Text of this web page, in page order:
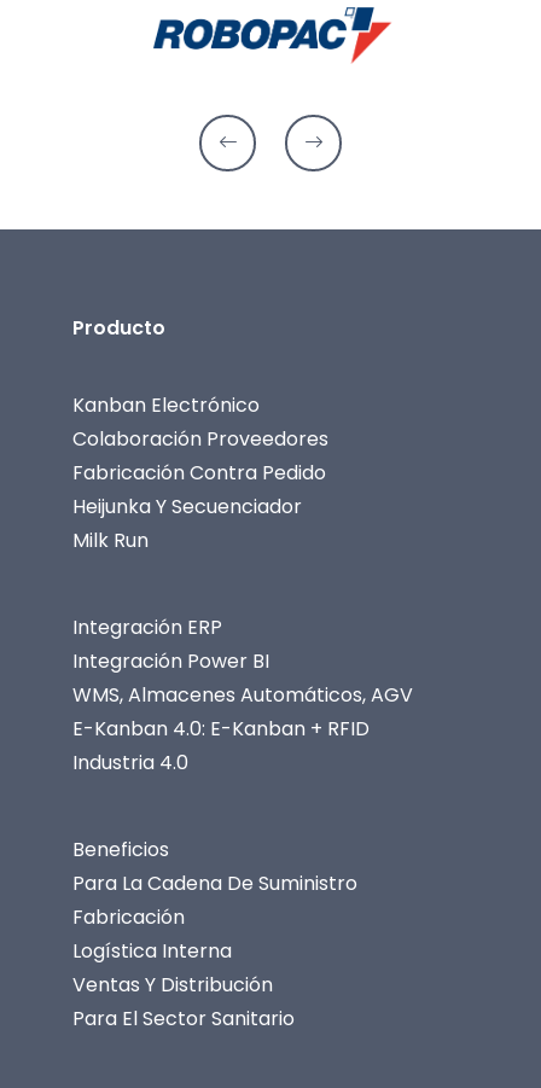
Producto
Kanban Electrónico
Colaboración Proveedores
Fabricación Contra Pedido
Heijunka Y Secuenciador
Milk Run
Integración ERP
Integración Power BI
WMS, Almacenes Automáticos, AGV
E-Kanban 4.0: E-Kanban + RFID
Industria 4.0
Beneficios
Para La Cadena De Suministro
Fabricación
Logística Interna
Ventas Y Distribución
Para El Sector Sanitario